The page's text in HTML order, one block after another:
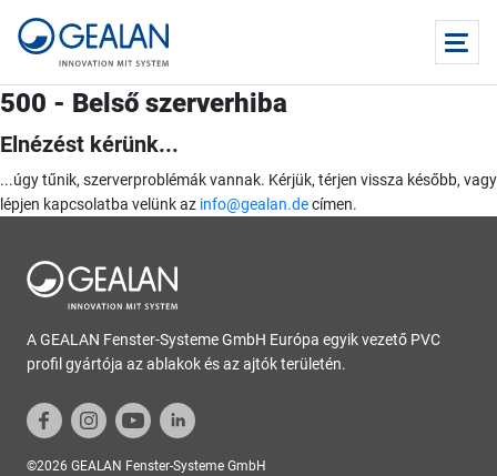
500 - Belső szerverhiba
Elnézést kérünk...
...úgy tűnik, szerverproblémák vannak. Kérjük, térjen vissza később, vagy
lépjen kapcsolatba velünk az info@gealan.decímen.
A GEALAN Fenster-Systeme GmbH Európa egyik vezető PVC
profil gyártója az ablakok és az ajtók területén.
©2026 GEALAN Fenster-Systeme GmbH